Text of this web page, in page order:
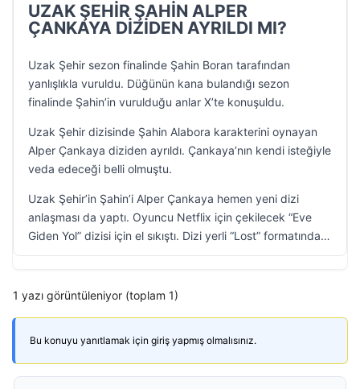
UZAK ŞEHİR ŞAHİN ALPER
ÇANKAYA DİZİDEN AYRILDI MI?
Uzak Şehir sezon finalinde Şahin Boran tarafından
yanlışlıkla vuruldu. Düğünün kana bulandığı sezon
finalinde Şahin’in vurulduğu anlar X’te konuşuldu.
Uzak Şehir dizisinde Şahin Alabora karakterini oynayan
Alper Çankaya diziden ayrıldı. Çankaya’nın kendi isteğiyle
veda edeceği belli olmuştu.
Uzak Şehir’in Şahin’i Alper Çankaya hemen yeni dizi
anlaşması da yaptı. Oyuncu Netflix için çekilecek “Eve
Giden Yol” dizisi için el sıkıştı. Dizi yerli “Lost” formatında…
1 yazı görüntüleniyor (toplam 1)
Bu konuyu yanıtlamak için giriş yapmış olmalısınız.